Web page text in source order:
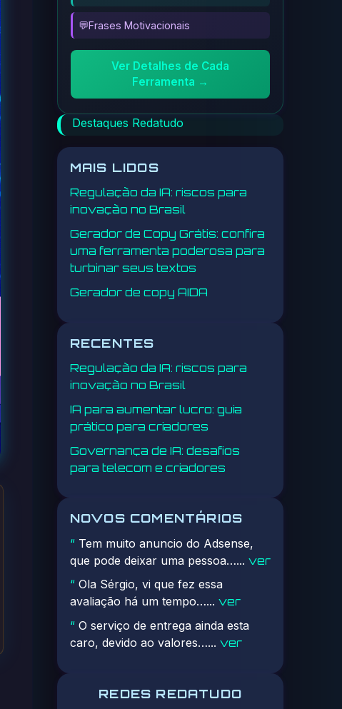
💬Frases Motivacionais
Ver Detalhes de Cada
Ferramenta →
Destaques Redatudo
MAIS LIDOS
Regulação da IA: riscos para
inovação no Brasil
Gerador de Copy Grátis: confira
uma ferramenta poderosa para
turbinar seus textos
Gerador de copy AIDA
RECENTES
Regulação da IA: riscos para
inovação no Brasil
IA para aumentar lucro: guia
prático para criadores
Governança de IA: desafios
para telecom e criadores
NOVOS COMENTÁRIOS
“Tem muito anuncio do Adsense,
que pode deixar uma pessoa…... ver
“Ola Sérgio, vi que fez essa
avaliação há um tempo…... ver
“O serviço de entrega ainda esta
caro, devido ao valores…... ver
REDES REDATUDO